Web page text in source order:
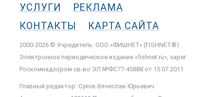
УСЛУГИ
РЕКЛАМА
КОНТАКТЫ
КАРТА САЙТА
2000-2026 © Учредитель: ООО «ФИШНЕТ» (FISHNET®)
Электронное периодическое издание «fishnet.ru», зарег.
Роскомнадзором cв-во ЭЛ №ФС77-45888 от 15.07.2011
Главный редактор: Сухов Вячеслав Юрьевич